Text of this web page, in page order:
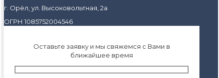
г. Орёл, ул. Высоковольтная, 2а
ОГРН 1085752004546
Оставьте заявку и мы свяжемся с Вами в
ближайшее время